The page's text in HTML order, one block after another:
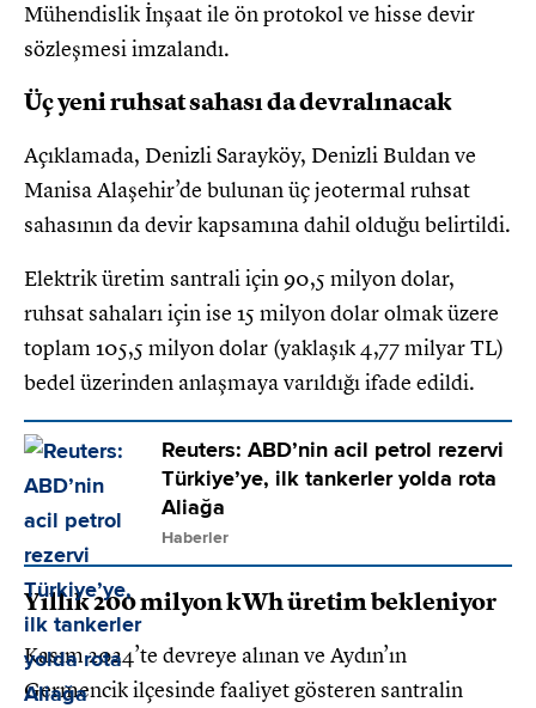
Mühendislik İnşaat ile ön protokol ve hisse devir
sözleşmesi imzalandı.
Üç yeni ruhsat sahası da devralınacak
Açıklamada, Denizli Sarayköy, Denizli Buldan ve
Manisa Alaşehir’de bulunan üç jeotermal ruhsat
sahasının da devir kapsamına dahil olduğu belirtildi.
Elektrik üretim santrali için 90,5 milyon dolar,
ruhsat sahaları için ise 15 milyon dolar olmak üzere
toplam 105,5 milyon dolar (yaklaşık 4,77 milyar TL)
bedel üzerinden anlaşmaya varıldığı ifade edildi.
Reuters: ABD’nin acil petrol rezervi
Türkiye’ye, ilk tankerler yolda rota
Aliağa
Haberler
Yıllık 200 milyon kWh üretim bekleniyor
Kasım 2024’te devreye alınan ve Aydın’ın
Germencik ilçesinde faaliyet gösteren santralin